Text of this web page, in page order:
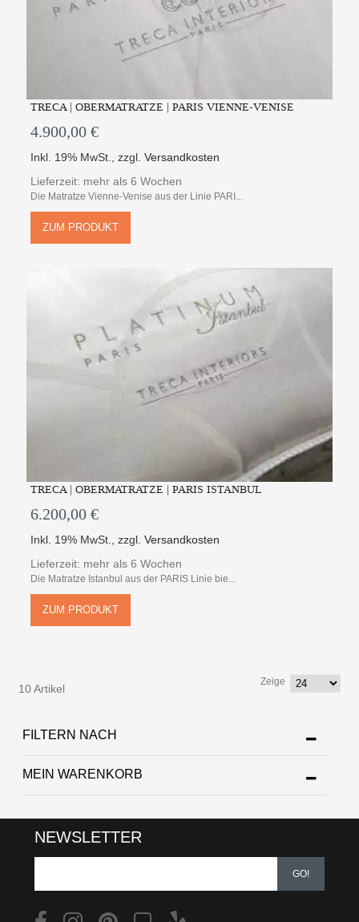
TRECA | OBERMATRATZE | PARIS VIENNE-VENISE
4.900,00 €
Inkl. 19% MwSt.,zzgl.Versandkosten
Lieferzeit: mehr als 6 Wochen
Die Matratze Vienne-Venise aus der Linie PARI...
ZUM PRODUKT
TRECA | OBERMATRATZE | PARIS ISTANBUL
6.200,00 €
Inkl. 19% MwSt.,zzgl.Versandkosten
Lieferzeit: mehr als 6 Wochen
Die Matratze Istanbul aus der PARIS Linie bie...
ZUM PRODUKT
10 Artikel
Zeige
FILTERN NACH
MEIN WARENKORB
NEWSLETTER
GO!